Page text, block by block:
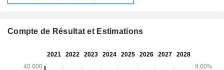
Compte de Résultat et Estimations